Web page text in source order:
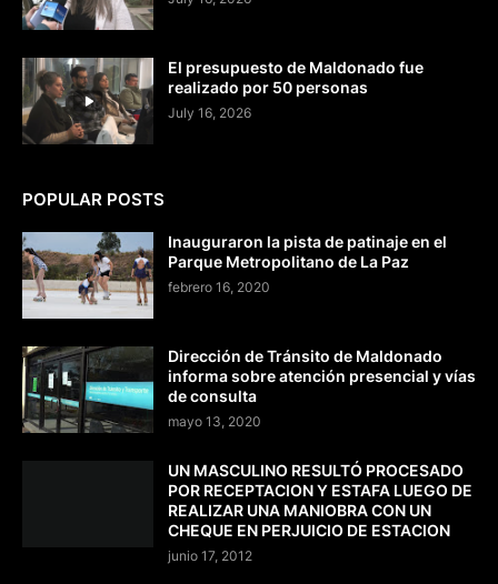
El presupuesto de Maldonado fue
realizado por 50 personas
July 16, 2026
POPULAR POSTS
Inauguraron la pista de patinaje en el
Parque Metropolitano de La Paz
febrero 16, 2020
Dirección de Tránsito de Maldonado
informa sobre atención presencial y vías
de consulta
mayo 13, 2020
UN MASCULINO RESULTÓ PROCESADO
POR RECEPTACION Y ESTAFA LUEGO DE
REALIZAR UNA MANIOBRA CON UN
CHEQUE EN PERJUICIO DE ESTACION
junio 17, 2012